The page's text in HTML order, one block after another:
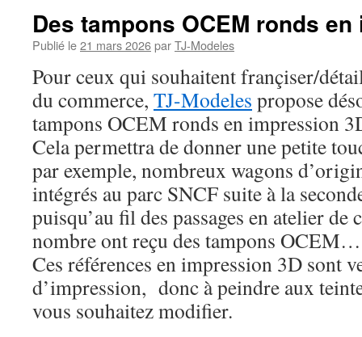
Des tampons OCEM ronds
Publié le21 mars 2026parTJ-Modeles
Pour ceux qui souhaitent françiser/
du commerce, TJ-Modeles propose
tampons OCEM ronds en impression
Cela permettra de donner une petite
par exemple, nombreux wagons
intégrés au parc SNCF suite à la
puisqu’au fil des passages en atelier de
nombre ont reçu des tampons OCEM…
Ces références en impression 3D sont
d’impression, donc à peindre aux
vous souhaitez modifier.